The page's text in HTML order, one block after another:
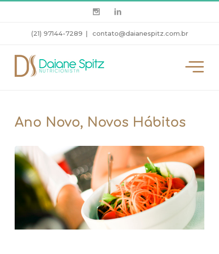
(21) 97144-7289 | contato@daianespitz.com.br
Ano Novo, Novos Hábitos